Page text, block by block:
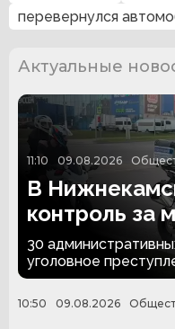
перевернулся
Актуальные
11:10 09.08.2026
В
контроль за
30
уголовное
10:50 09.08.2026